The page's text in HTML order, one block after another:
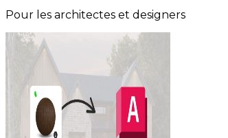
Pour les architectes et designers